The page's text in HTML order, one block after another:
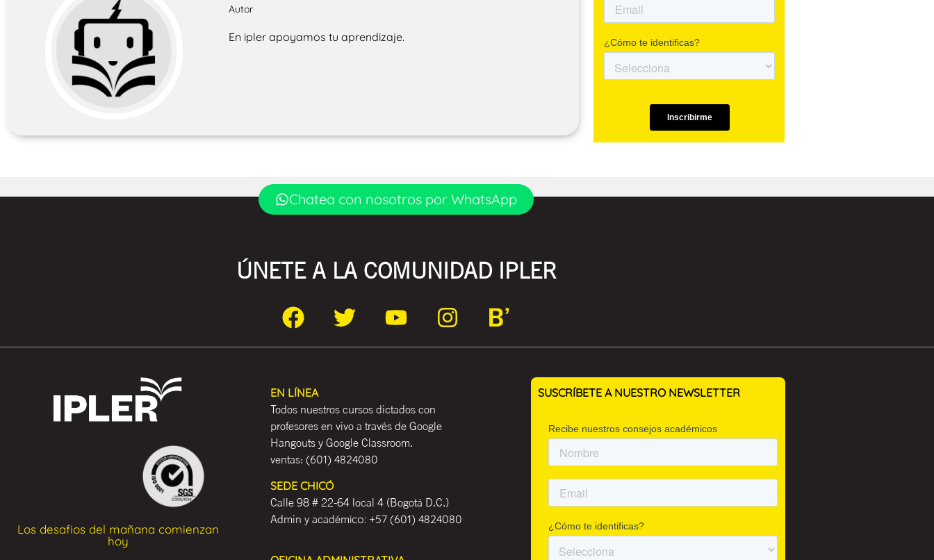
Autor
En ipler apoyamos tu aprendizaje.
Chatea con nosotros por WhatsApp
ÚNETE A LA COMUNIDAD IPLER
Los desafios del mañana comienzan
hoy
EN LÍNEA
Todos nuestros cursos dictados con
profesores en vivo a través de Google
Hangouts y Google Classroom.
ventas: (601) 4824080
SEDE CHICÓ
Calle 98 # 22-64 local 4 (Bogotá D.C.)
Admin y académico: +57 (601) 4824080
SUSCRÍBETE A NUESTRO NEWSLETTER